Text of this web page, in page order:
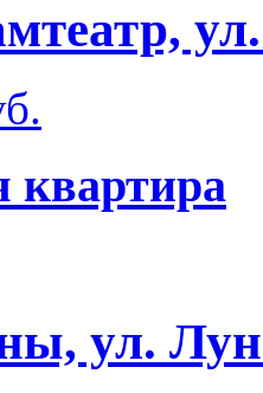
квартира
ул.